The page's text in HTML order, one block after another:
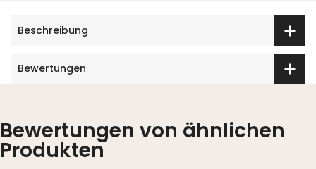
Beschreibung
Bewertungen
Bewertungen von ähnlichen
Produkten